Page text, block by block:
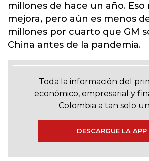
millones de hace un año. Eso
mejora, pero aún es menos
millones por cuarto que GM
China antes de la pandemia.
Toda la información del
económico, empresarial y
Colombia a tan solo
DESCARGUE LA APP